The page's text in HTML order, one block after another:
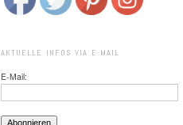
AKTUELLE INFOS VIA E-MAIL
E-Mail: